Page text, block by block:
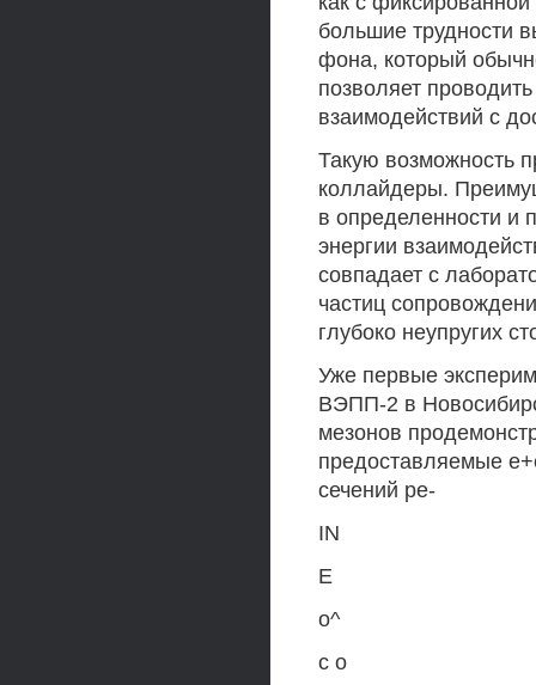
большие трудности
фона, который
позволяет
взаимодействий с
Такую возможность
коллайдеры.
в определенности и
энергии
совпадает с
частиц
глубоко неупругих
Уже первые
ВЭПП-2 в
мезонов
предоставляемые
сечений ре-
IN
E
o^
с о